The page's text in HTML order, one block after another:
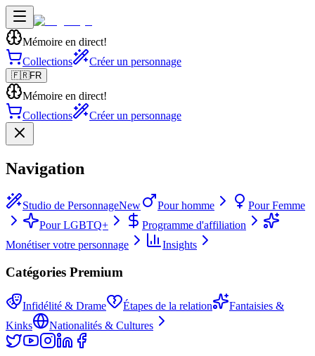
Mémoire en direct!
Collections
Créer un personnage
🇫🇷FR
Mémoire en direct!
Collections
Créer un personnage
Navigation
Studio de PersonnageNew Pour homme
Pour Femme
Pour LGBTQ+
Programme d'affiliation
Monétiser votre personnage
Insights
Catégories Premium
Infidélité & Drame Étapes de la relation
Fantaisies &
Kinks
Nationalités & Cultures